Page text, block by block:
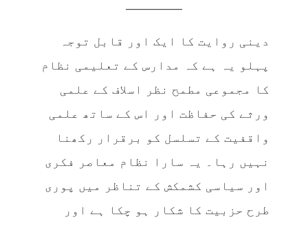
————–
دینی روایت کا ایک اور قابل توجہ
پہلو یہ ہے کہ مدارس کے تعلیمی نظام
کا مجموعی مطمح نظر اسلاف کے علمی
ورثے کی حفاظت اور اس کے ساتھ علمی
واقفیت کے تسلسل کو برقرار رکھنا
نہیں رہا۔ یہ سارا نظام معاصر فکری
اور سیاسی کشمکش کے تناظر میں پوری
طرح حزبیت کا شکار ہو چکا ہے اور